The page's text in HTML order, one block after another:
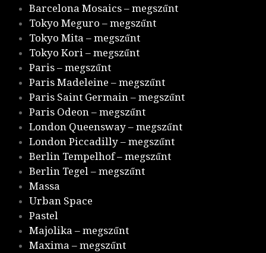
Barcelona Mosaics – megszűnt
Tokyo Meguro – megszűnt
Tokyo Mita – megszűnt
Tokyo Kori – megszűnt
Paris – megszűnt
Paris Madeleine – megszűnt
Paris Saint Germain – megszűnt
Paris Odeon – megszűnt
London Queensway – megszűnt
London Piccadilly – megszűnt
Berlin Tempelhof – megszűnt
Berlin Tegel – megszűnt
Massa
Urban Space
Pastel
Majolika – megszűnt
Maxima – megszűnt